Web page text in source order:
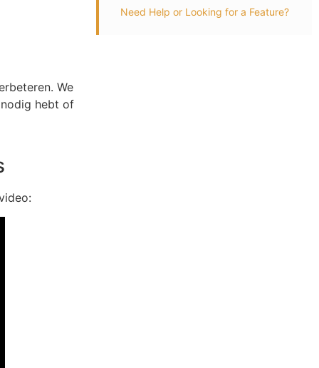
We
hebt of
Need Help or Looking for a Feature?